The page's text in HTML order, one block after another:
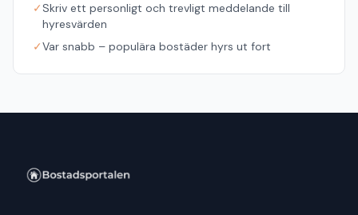
✓Skriv ett personligt och trevligt meddelande till
hyresvärden
✓Var snabb – populära bostäder hyrs ut fort